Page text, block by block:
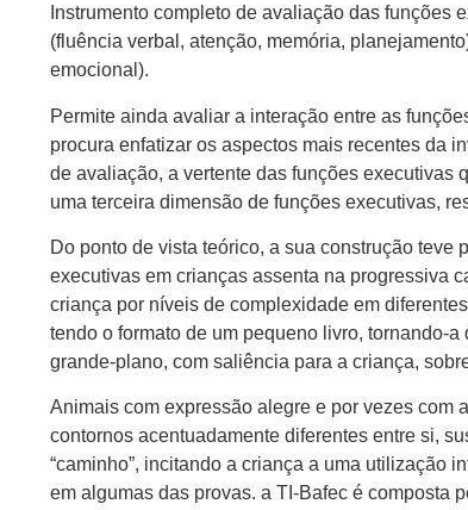
Instrumento completo de avaliação das
(fluência verbal, atenção, memória,
emocional).
Permite ainda avaliar a interação entre as
procura enfatizar os aspectos mais recentes da
de avaliação, a vertente das funções executivas
uma terceira dimensão de funções executivas,
Do ponto de vista teórico, a sua construção
executivas em crianças assenta na progressiva
criança por níveis de complexidade em
tendo o formato de um pequeno livro, tornando-
grande-plano, com saliência para a criança,
Animais com expressão alegre e por vezes com
contornos acentuadamente diferentes entre si,
“caminho”, incitando a criança a uma utilização
em algumas das provas. a TI-Bafec é composta